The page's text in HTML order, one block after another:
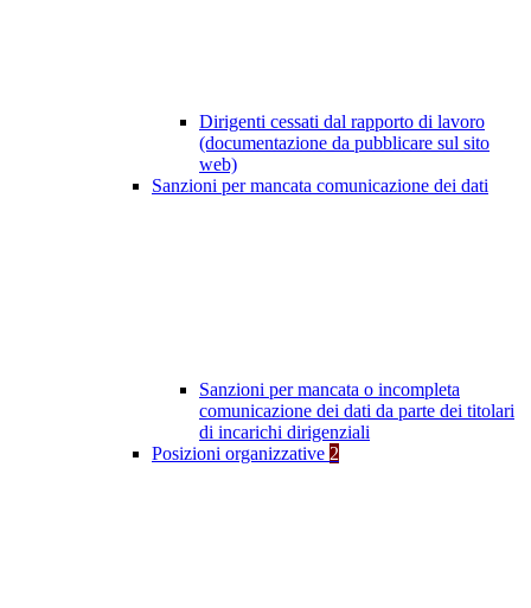
Dirigenti cessati dal rapporto di lavoro
(documentazione da pubblicare sul sito
web)
Sanzioni per mancata comunicazione dei dati
Sanzioni per mancata o incompleta
comunicazione dei dati da parte dei titolari
di incarichi dirigenziali
Posizioni organizzative 2